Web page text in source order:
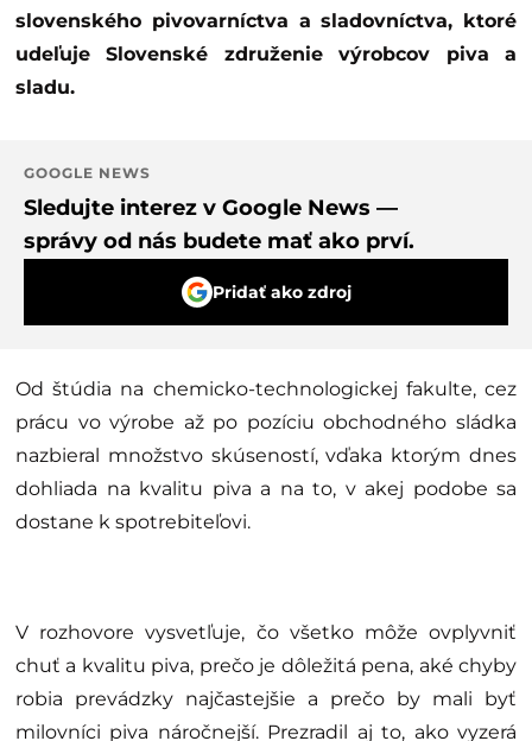
slovenského pivovarníctva a sladovníctva, ktoré
udeľuje Slovenské združenie výrobcov piva a
sladu.
GOOGLE NEWS
Sledujte interez v Google News —
správy od nás budete mať ako prví.
Pridať ako zdroj
Od štúdia na chemicko-technologickej fakulte, cez
prácu vo výrobe až po pozíciu obchodného sládka
nazbieral množstvo skúseností, vďaka ktorým dnes
dohliada na kvalitu piva a na to, v akej podobe sa
dostane k spotrebiteľovi.
V rozhovore vysvetľuje, čo všetko môže ovplyvniť
chuť a kvalitu piva, prečo je dôležitá pena, aké chyby
robia prevádzky najčastejšie a prečo by mali byť
milovníci piva náročnejší. Prezradil aj to, ako vyzerá